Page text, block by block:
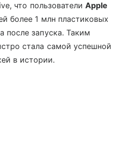
что пользователиApple
более 1 млн пластиковых
после запуска. Таким
стала самой успешной
в истории.